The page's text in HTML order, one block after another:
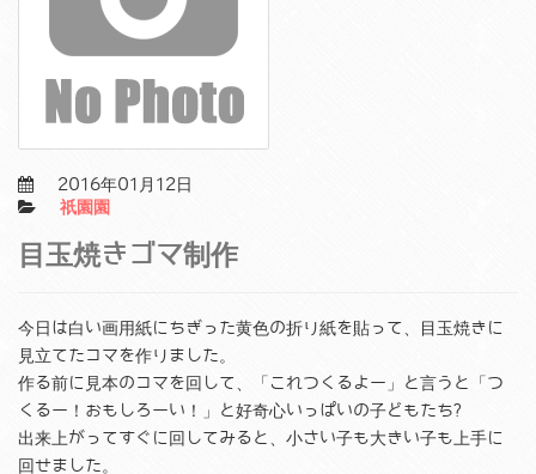
2016年01月12日
祇園園
目玉焼きゴマ制作
今日は白い画用紙にちぎった黄色の折り紙を貼って、目玉焼きに
見立てたコマを作りました。
作る前に見本のコマを回して、「これつくるよー」と言うと「つ
くるー！おもしろーい！」と好奇心いっぱいの子どもたち?
出来上がってすぐに回してみると、小さい子も大きい子も上手に
回せました。